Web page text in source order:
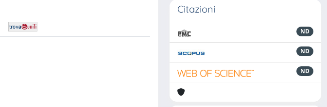
Citazioni
ND
ND
ND